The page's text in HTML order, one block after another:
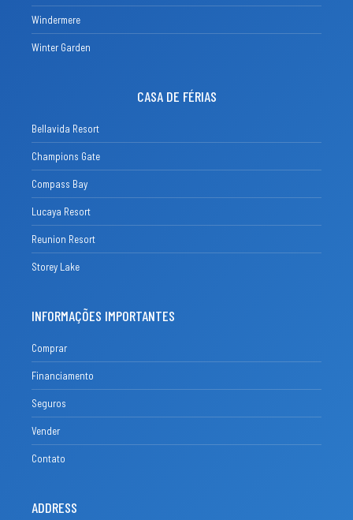
Windermere
Winter Garden
CASA DE FÉRIAS
Bellavida Resort
Champions Gate
Compass Bay
Lucaya Resort
Reunion Resort
Storey Lake
INFORMAÇÕES IMPORTANTES
Comprar
Financiamento
Seguros
Vender
Contato
ADDRESS